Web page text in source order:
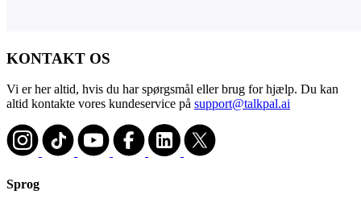
KONTAKT OS
Vi er her altid, hvis du har spørgsmål eller brug for hjælp. Du kan
altid kontakte vores kundeservice på support@talkpal.ai
Sprog